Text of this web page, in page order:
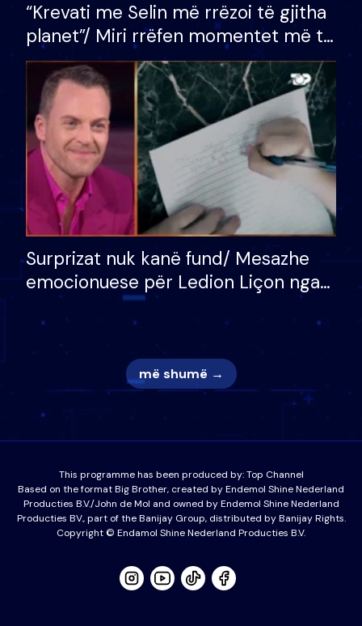
“Krevati me Selin më rrëzoi të gjitha
planet”/ Miri rrëfen momentet më të
bukura në shtëpinë e BB VIP: Do më
mungojë zilja e mëngjesit kur…
Surprizat nuk kanë fund/ Mesazhe
emocionuese për Ledion Liçon nga
nëna dhe fëmijët e tij, moderatori
nuk i mban dot lotët: Nuk meritoj…
më shumë →
This programme has been produced by:Top Channel
Based on the format Big Brother, created by Endemol Shine Nederland
Producties B.V./John de Mol and owned by Endemol Shine Nederland
Producties BV., part of the Banijay Group, distributed by Banijay Rights.
Copyright © Endamol Shine Nederland Producties B.V.